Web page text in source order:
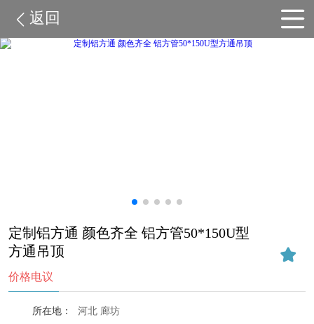
返回
定制铝方通 颜色齐全 铝方管50*150U型
方通吊顶
价格电议
所在地：
河北 廊坊